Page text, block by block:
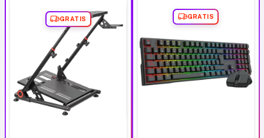
GRATIS GRATIS